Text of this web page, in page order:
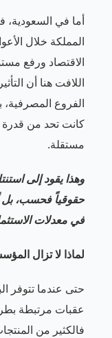
أما في السعودية،
المملكة خلال
الاقتصاد ورفع
اللافت هنا أن
الفروع المصرفية،
كانت تحد من قدرة
مستقلة.
وهذا يقود إلى
حقوقياً فحسب، بل
في معدلات
لماذا لا تزال
حتى عندما تتوفر
عقبات مرتبطة
فالكثير من